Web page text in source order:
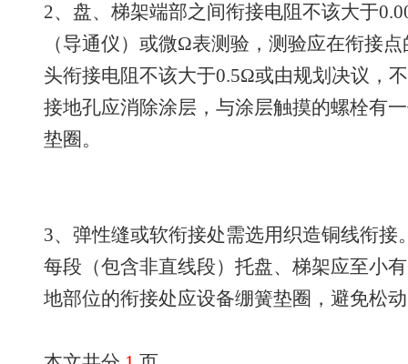
2、盘、梯架端部之间衔接电阻不该大于
（导通仪）或微Ω表测验，测验应在衔接
头衔接电阻不该大于0.5Ω或由规划决议，
接地孔应消除涂层，与涂层触摸的螺栓有
垫圈。
3、弹性缝或软衔接处需选用织造铜线衔
每段（包含非直线段）托盘、梯架应至小
地部位的衔接处应设备绷簧垫圈，避免松